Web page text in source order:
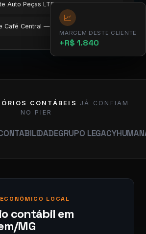
Auto Peças LTDA 11:15
Café Central — vence amanhã
📈
MARGEM DESTE CLIENTE
+R$ 1.840
CONTÁBEIS
JÁ CONFIAM
NO PIER
GRUPO LEGACYHUMANA
LOCAL
contábil em
MG